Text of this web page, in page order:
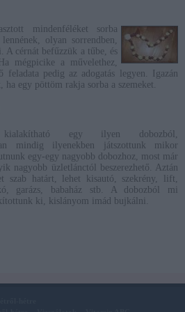
mindenféléket sorba
olyan sorrendben,
A cérnát befűzzük a tűbe, és
mégpicike a művelethez,
pedig az adogatás legyen. Igazán
ha egy pöttöm rakja sorba a szemeket.
kialakítható egy ilyen dobozból,
mindig ilyenekben játszottunk mikor
egy-egy nagyobb dobozhoz, most már
nagyobb üzletlánctól beszerezhető. Aztán
szab határt, lehet kisautó, szekrény, lift,
garázs, babaház stb. A dobozból mi
ki, kislányom imád bujkálni.